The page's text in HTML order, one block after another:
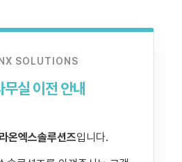
SOLUTIONS
무실 이전 안내
라온엑스솔루션즈입니다.